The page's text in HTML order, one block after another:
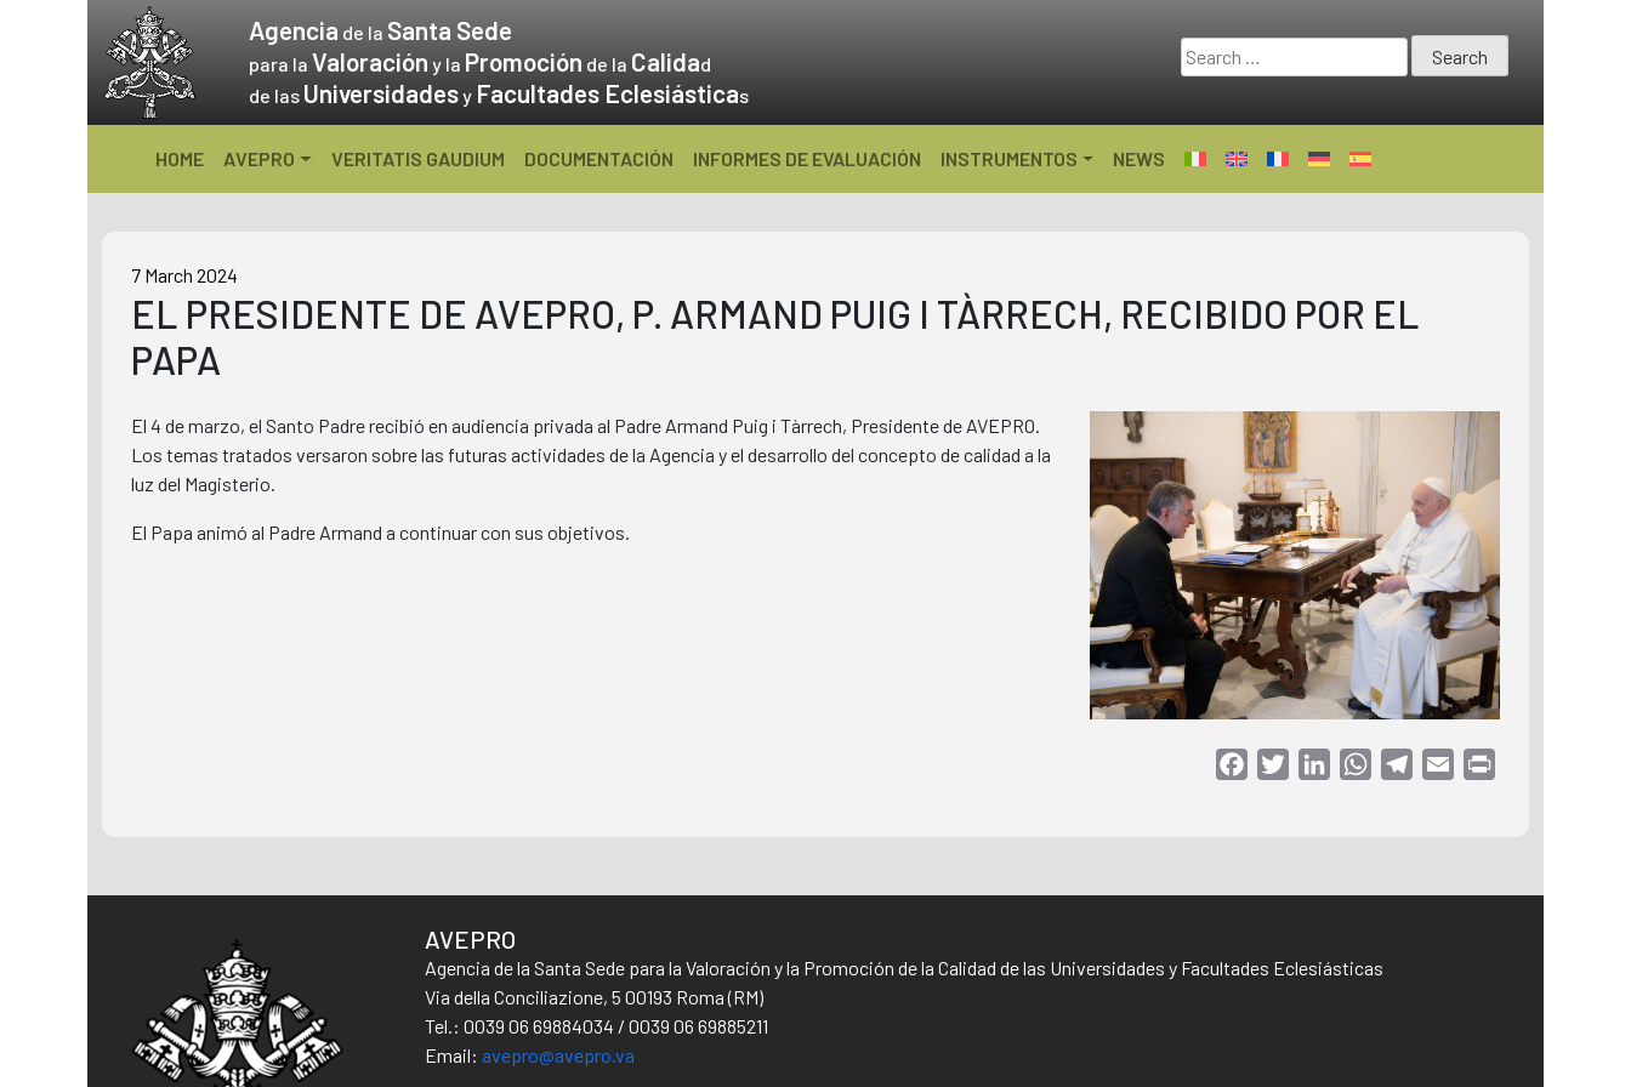
content
Agencia de la Santa Sede
para la Valoración y la Promoción de la Calidad
de las Universidadesy Facultades Eclesiásticas
Search
for:
HOME AVEPRO VERITATIS GAUDIUM DOCUMENTACIÓN INFORMES DE EVALUACIÓN INSTRUMENTOS NEWS
7 March 2024
EL PRESIDENTE DE AVEPRO, P. ARMAND PUIG I TÀRRECH, RECIBIDO POR EL
PAPA
El 4 de marzo, el Santo Padre recibió en audiencia privada al Padre Armand Puig i Tàrrech, Presidente de AVEPRO.
Los temas tratados versaron sobre las futuras actividades de la Agencia y el desarrollo del concepto de calidad a la
luz del Magisterio.
El Papa animó al Padre Armand a continuar con sus objetivos.
FacebookTwitterLinkedInWhatsAppTelegram
Email
AVEPRO
Agencia de la Santa Sede para la Valoración y la Promoción de la Calidad de las Universidades y Facultades Eclesiásticas
Via della Conciliazione, 5 00193 Roma (RM)
Tel.: 0039 06 69884034 / 0039 06 69885211
Email: avepro@avepro.va